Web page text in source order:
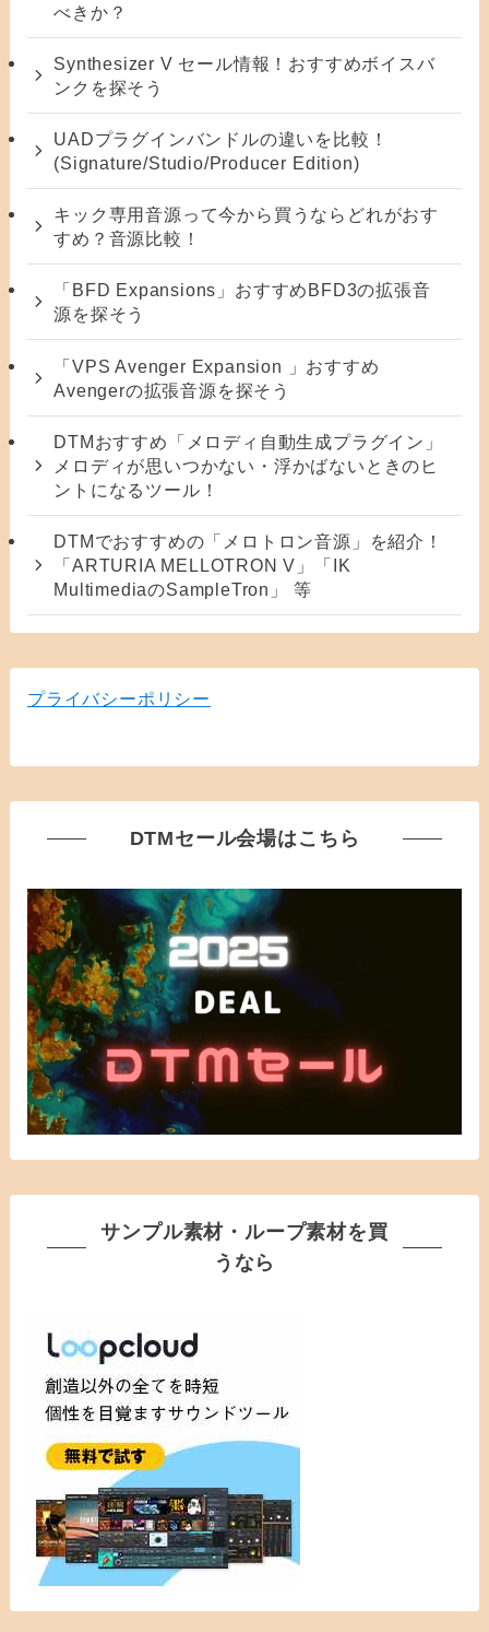
べきか？
Synthesizer V セール情報！おすすめボイスバ
ンクを探そう
UADプラグインバンドルの違いを比較！
(Signature/Studio/Producer Edition)
キック専用音源って今から買うならどれがおす
すめ？音源比較！
「BFD Expansions」おすすめBFD3の拡張音
源を探そう
「VPS Avenger Expansion 」おすすめ
Avengerの拡張音源を探そう
DTMおすすめ「メロディ自動生成プラグイン」
メロディが思いつかない・浮かばないときのヒ
ントになるツール！
DTMでおすすめの「メロトロン音源」を紹介！
「ARTURIA MELLOTRON V」「IK
MultimediaのSampleTron」 等
プライバシーポリシー
DTMセール会場はこちら
サンプル素材・ループ素材を買
うなら